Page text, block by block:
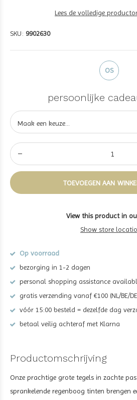
Lees de volledige
SKU: 9902630
OS
persoonlijke
TOEVOEGEN AAN
View this product in
Show store
Op voorraad
bezorging in 1-2 dagen
personal shopping assistance
gratis verzending vanaf €100 (NL/BE/
vóór 15:00 besteld = dezelfde dag
betaal veilig achteraf met Klarna
Productomschrijving
Onze prachtige grote tegels in zachte
sprankelende regenboog tinten brengen